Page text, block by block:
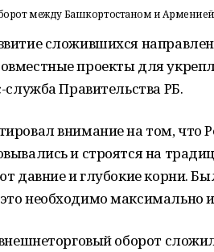
между Башкортостаном и Арменией
сложившихся
проекты для
служба Правительства РБ.
внимание на том, что
и строятся на
давние и глубокие корни.
необходимо максимально
оборот